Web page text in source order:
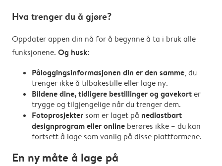
Hva trenger du å gjøre?
Oppdater appen din nå for å begynne å ta i bruk alle
funksjonene. Og husk:
Påloggingsinformasjonen din er den samme, du
trenger ikke å tilbakestille eller lage ny.
Bildene dine, tidligere bestillinger og gavekorter
trygge og tilgjengelige når du trenger dem.
Fotoprosjekter som er laget på nedlastbart
designprogrameller online berøres ikke – du kan
fortsett å lage som vanlig på disse plattformene.
En ny måte å lage på